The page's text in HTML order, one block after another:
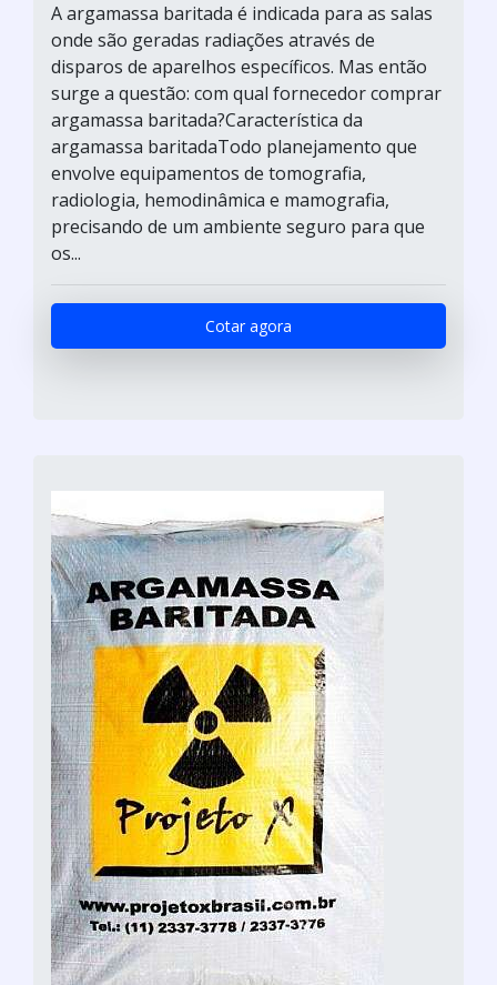
A argamassa baritada é indicada para as salas
onde são geradas radiações através de
disparos de aparelhos específicos. Mas então
surge a questão: com qual fornecedor comprar
argamassa baritada?Característica da
argamassa baritadaTodo planejamento que
envolve equipamentos de tomografia,
radiologia, hemodinâmica e mamografia,
precisando de um ambiente seguro para que
os...
Cotar agora